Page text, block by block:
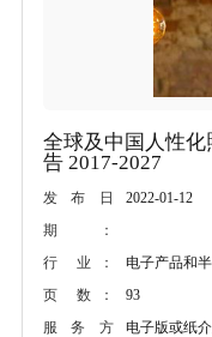
全球及中国人性
告 2017-2027
发布日
期：
2022-01-12
行 业：
电子产品和
页 数：
93
服务方
电子版或纸